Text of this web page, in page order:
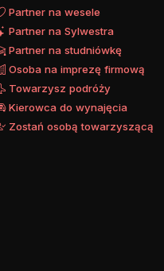
Partner na wesele
Partner na Sylwestra
Partner na studniówkę
Osoba na imprezę firmową
Towarzysz podróży
Kierowca do wynajęcia
Zostań osobą towarzyszącą